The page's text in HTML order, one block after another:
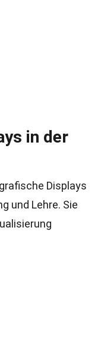
in der
Displays
und Lehre. Sie